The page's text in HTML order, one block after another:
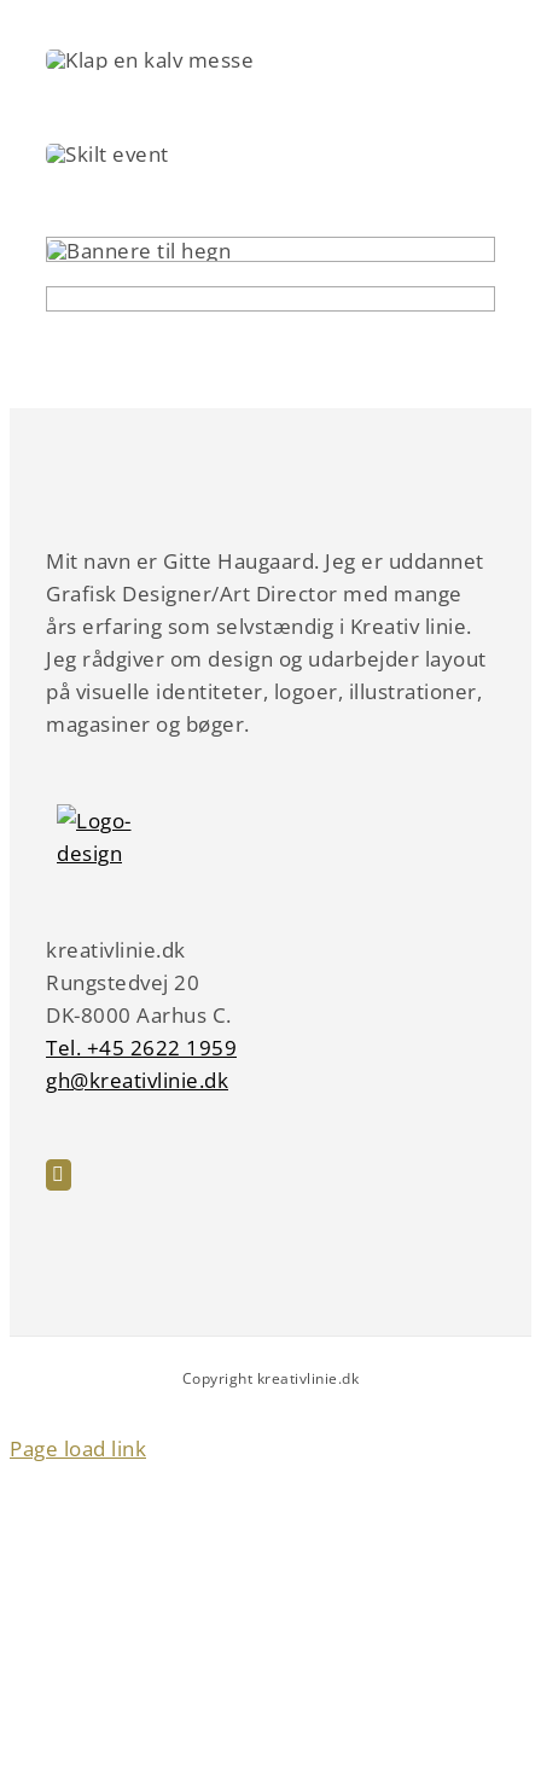
Mit navn er Gitte Haugaard. Jeg er uddannet
Grafisk Designer/Art Director med mange
års erfaring som selvstændig i Kreativ linie.
Jeg rådgiver om design og udarbejder layout
på visuelle identiteter, logoer, illustrationer,
magasiner og bøger.
kreativlinie.dk
Rungstedvej 20
DK-8000 Aarhus C.
Tel. +45 2622 1959
gh@kreativlinie.dk
Copyright kreativlinie.dk
Page load link